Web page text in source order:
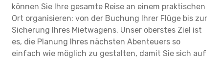
können Sie Ihre gesamte Reise an einem praktischen
Ort organisieren: von der Buchung Ihrer Flüge bis zur
Sicherung Ihres Mietwagens. Unser oberstes Ziel ist
es, die Planung Ihres nächsten Abenteuers so
einfach wie möglich zu gestalten, damit Sie sich auf